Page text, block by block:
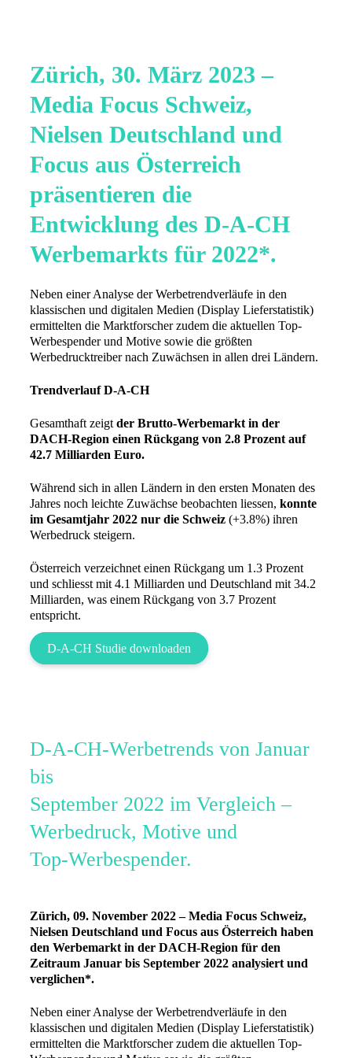
Zürich, 30. März 2023 –
Media Focus Schweiz,
Nielsen Deutschland und
Focus aus Österreich
präsentieren die
Entwicklung des D-A-CH
Werbemarkts für 2022*.
Neben einer Analyse der Werbetrendverläufe in den
klassischen und digitalen Medien (Display Lieferstatistik)
ermittelten die Marktforscher zudem die aktuellen Top-
Werbespender und Motive sowie die größten
Werbedrucktreiber nach Zuwächsen in allen drei Ländern.
Trendverlauf D-A-CH
Gesamthaft zeigt der Brutto-Werbemarkt in der
DACH-Region einen Rückgang von 2.8 Prozent auf
42.7 Milliarden Euro.
Während sich in allen Ländern in den ersten Monaten des
Jahres noch leichte Zuwächse beobachten liessen, konnte
im Gesamtjahr 2022 nur die Schweiz (+3.8%) ihren
Werbedruck steigern.
Österreich verzeichnet einen Rückgang um 1.3 Prozent
und schliesst mit 4.1 Milliarden und Deutschland mit 34.2
Milliarden, was einem Rückgang von 3.7 Prozent
entspricht.
D-A-CH Studie downloaden
D-A-CH-Werbetrends von Januar
bis
September 2022 im Vergleich –
Werbedruck, Motive und
Top-Werbespender.
Zürich, 09. November 2022 – Media Focus Schweiz,
Nielsen Deutschland und Focus aus Österreich haben
den Werbemarkt in der DACH-Region für den
Zeitraum Januar bis September 2022 analysiert und
verglichen*.
Neben einer Analyse der Werbetrendverläufe in den
klassischen und digitalen Medien (Display Lieferstatistik)
ermittelten die Marktforscher zudem die aktuellen Top-